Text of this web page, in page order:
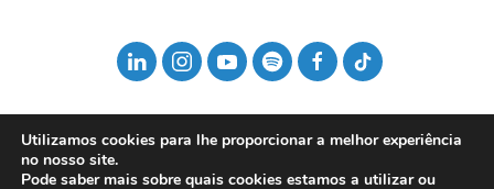
Utilizamos cookies para lhe proporcionar a melhor experiência
no nosso site.
Pode saber mais sobre quais cookies estamos a utilizar ou